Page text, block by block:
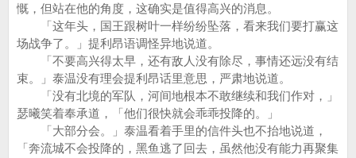
慨，但站在他的角度，这确实是值得高兴的消息。
「这年头，国王跟树叶一样纷纷坠落，看来我们要打赢这
场战争了。」提利昂语调怪异地说道。
「不要高兴得太早，还有敌人没有除尽，事情还远没有结
束。」泰温没有理会提利昂话里意思，严肃地说道。
「没有北境的军队，河间地根本不敢继续和我们作对，」
瑟曦笑着奉承道，「他们很快就会乖乖投降的。」
「大部分会。」泰温看着手里的信件头也不抬地说道，
「奔流城不会投降的，黑鱼逃了回去，虽然他没有能力再聚集